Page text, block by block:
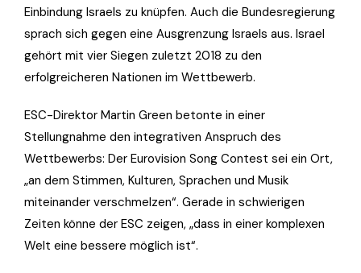
Einbindung Israels zu knüpfen. Auch die Bundesregierung
sprach sich gegen eine Ausgrenzung Israels aus. Israel
gehört mit vier Siegen zuletzt 2018 zu den
erfolgreicheren Nationen im Wettbewerb.
ESC-Direktor Martin Green betonte in einer
Stellungnahme den integrativen Anspruch des
Wettbewerbs: Der Eurovision Song Contest sei ein Ort,
„an dem Stimmen, Kulturen, Sprachen und Musik
miteinander verschmelzen“. Gerade in schwierigen
Zeiten könne der ESC zeigen, „dass in einer komplexen
Welt eine bessere möglich ist“.